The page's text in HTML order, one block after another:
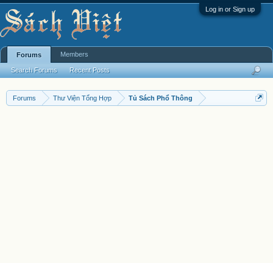
Log in or Sign up
Forums Thư Viện Tổng Hợp Tủ Sách Phổ Thông
Forums
Search Forums Recent Posts
Members